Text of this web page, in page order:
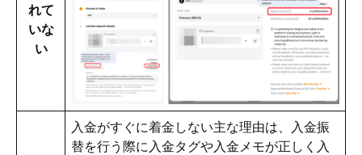
れて
いな
い
入金がすぐに着金しない主な理由は、入金振
替を行う際に入金タグや入金メモが正しく入